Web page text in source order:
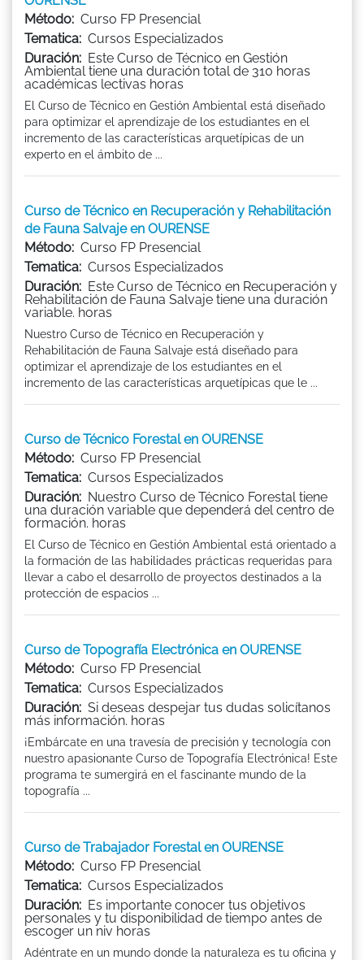
Método: Curso FP Presencial
Tematica: Cursos Especializados
Duración: Este Curso de Técnico en Gestión
Ambiental tiene una duración total de 310 horas
académicas lectivas horas
El Curso de Técnico en Gestión Ambiental está diseñado
para optimizar el aprendizaje de los estudiantes en el
incremento de las características arquetípicas de un
experto en el ámbito de ...
Curso de Técnico en Recuperación y Rehabilitación
de Fauna Salvaje en OURENSE
Método: Curso FP Presencial
Tematica: Cursos Especializados
Duración: Este Curso de Técnico en Recuperación y
Rehabilitación de Fauna Salvaje tiene una duración
variable. horas
Nuestro Curso de Técnico en Recuperación y
Rehabilitación de Fauna Salvaje está diseñado para
optimizar el aprendizaje de los estudiantes en el
incremento de las características arquetípicas que le ...
Curso de Técnico Forestal en OURENSE
Método: Curso FP Presencial
Tematica: Cursos Especializados
Duración: Nuestro Curso de Técnico Forestal tiene
una duración variable que dependerá del centro de
formación. horas
El Curso de Técnico en Gestión Ambiental está orientado a
la formación de las habilidades prácticas requeridas para
llevar a cabo el desarrollo de proyectos destinados a la
protección de espacios ...
Curso de Topografía Electrónica en OURENSE
Método: Curso FP Presencial
Tematica: Cursos Especializados
Duración: Si deseas despejar tus dudas solicítanos
más información. horas
¡Embárcate en una travesía de precisión y tecnología con
nuestro apasionante Curso de Topografía Electrónica! Este
programa te sumergirá en el fascinante mundo de la
topografía ...
Curso de Trabajador Forestal en OURENSE
Método: Curso FP Presencial
Tematica: Cursos Especializados
Duración: Es importante conocer tus objetivos
personales y tu disponibilidad de tiempo antes de
escoger un niv horas
Adéntrate en un mundo donde la naturaleza es tu oficina y